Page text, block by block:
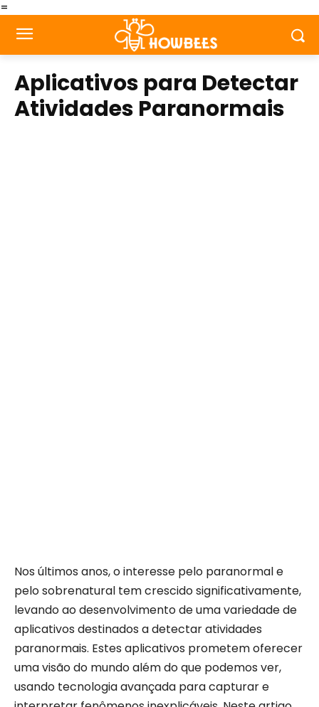
=
Aplicativos para Detectar
Atividades Paranormais
Nos últimos anos, o interesse pelo paranormal e
pelo sobrenatural tem crescido significativamente,
levando ao desenvolvimento de uma variedade de
aplicativos destinados a detectar atividades
paranormais. Estes aplicativos prometem oferecer
uma visão do mundo além do que podemos ver,
usando tecnologia avançada para capturar e